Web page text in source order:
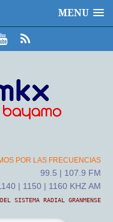
MENU
POR LAS FRECUENCIAS
99.5 | 107.9 FM
| 1150 | 1160 KHZ AM
SISTEMA RADIAL GRANMENSE